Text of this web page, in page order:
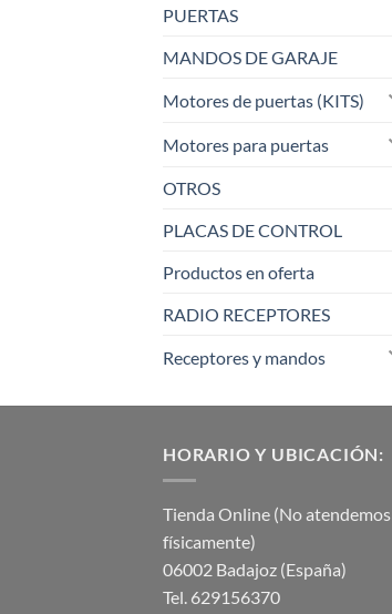
PUERTAS
MANDOS DE GARAJE
Motores de puertas (KITS)
Motores para puertas
OTROS
PLACAS DE CONTROL
Productos en oferta
RADIO RECEPTORES
Receptores y mandos
HORARIO Y UBICACIÓN:
Tienda Online (No atendemos
físicamente)
06002 Badajoz (España)
Tel. 629156370